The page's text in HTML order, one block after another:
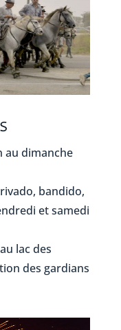
au dimanche
bandido,
et samedi
lac des
des gardians